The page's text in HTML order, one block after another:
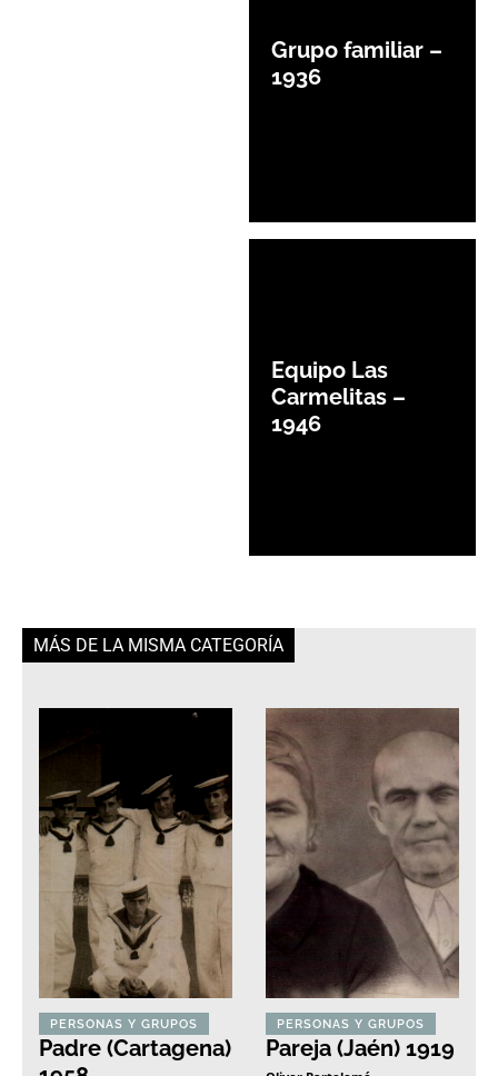
Grupo familiar –
1936
Equipo Las
Carmelitas –
1946
MÁS DE LA MISMA CATEGORÍA
PERSONAS Y GRUPOS
Padre (Cartagena)
PERSONAS Y GRUPOS
Pareja (Jaén) 1919